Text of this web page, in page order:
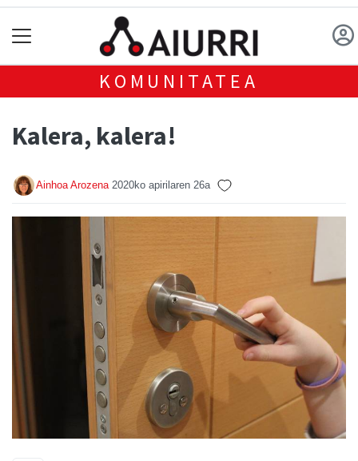
KOMUNITATEA
Kalera, kalera!
Ainhoa Arozena 2020ko apirilaren 26a